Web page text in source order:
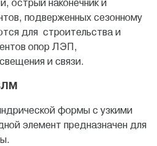
острый наконечник и
подверженных сезонному
для строительства и
опор ЛЭП,
и связи.
формы с узкими
элемент предназначен для